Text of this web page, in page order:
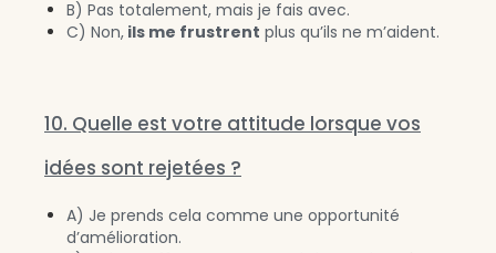
B) Pas totalement, mais je fais avec.
C) Non, ils me frustrent plus qu’ils ne m’aident.
10. Quelle est votre attitude lorsque vos
idées sont rejetées ?
A) Je prends cela comme une opportunité
d’amélioration.